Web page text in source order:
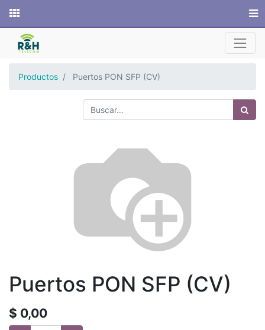
Productos Puertos PON SFP (CV)
Puertos PON SFP (CV)
$ 0,00